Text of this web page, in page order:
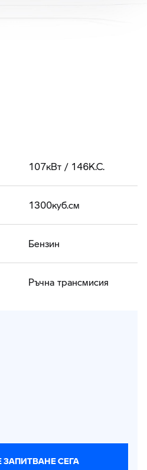
107кВт / 146К.С.
1300куб.cм
Бензин
Ръчна трансмисия
СЕГА